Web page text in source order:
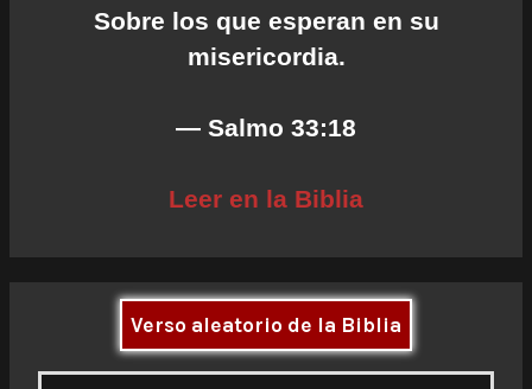
Sobre los que esperan en su
misericordia.
— Salmo 33:18
Leer en la Biblia
Verso aleatorio de la Biblia